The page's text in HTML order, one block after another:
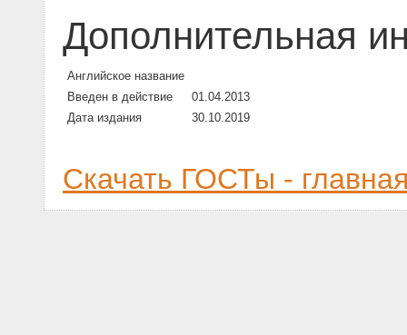
Дополнительная
Английское название
Введен в действие
01.04.2013
Дата издания
30.10.2019
Скачать ГОСТы -